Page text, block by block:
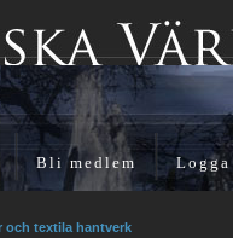
Bli medlem
och textila hantverk